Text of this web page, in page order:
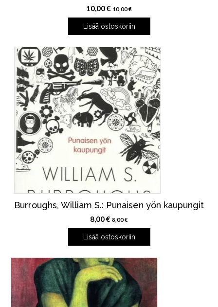
10,00€ 10,00€
Lisää ostoskoriin
Burroughs, William S.: Punaisen yön kaupungit
8,00€ 8,00€
Lisää ostoskoriin